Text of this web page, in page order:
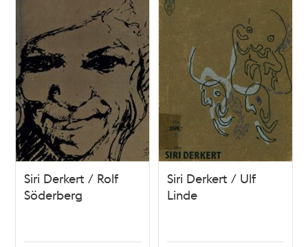
Siri Derkert / Rolf
Söderberg
Siri Derkert / Ulf
Linde